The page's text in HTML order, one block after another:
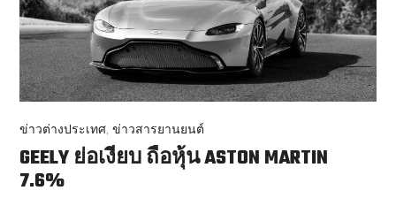
ข่าวต่างประเทศ,ข่าวสารยานยนต์
GEELY ย่อเงียบ ถือหุ้น ASTON MARTIN
7.6%